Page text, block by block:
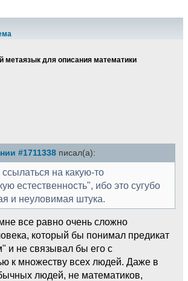
метаязык для описания математики
#1711338 писал(а):
на какую-то
естественность", ибо это сугубо
и неуловимая штука.
все равно очень сложно
который бы понимал предикат
и не связывал бы его с
к множеству всех людей. Даже в
людей, не математиков,